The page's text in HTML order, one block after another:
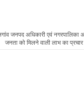
जनपद अधिकारी एवं नगरपालिका
जनता को मिलने वाली लाभ का